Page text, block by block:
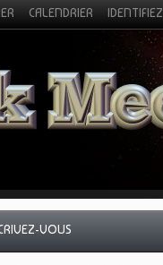
CALENDRIER
VOUS